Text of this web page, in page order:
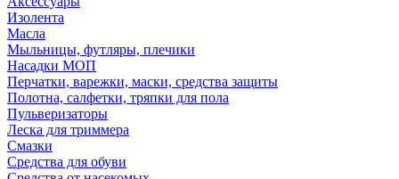
Изолента
Масла
Мыльницы, футляры, плечики
Насадки МОП
Перчатки, варежки, маски, средства защиты
Полотна, салфетки, тряпки для пола
Пульверизаторы
Леска для триммера
Смазки
Средства для обуви